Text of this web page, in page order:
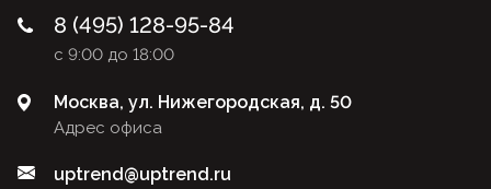
8 (495) 128-95-84
с 9:00 до 18:00
Адрес офиса
Москва, ул. Нижегородская, д. 50
uptrend@uptrend.ru